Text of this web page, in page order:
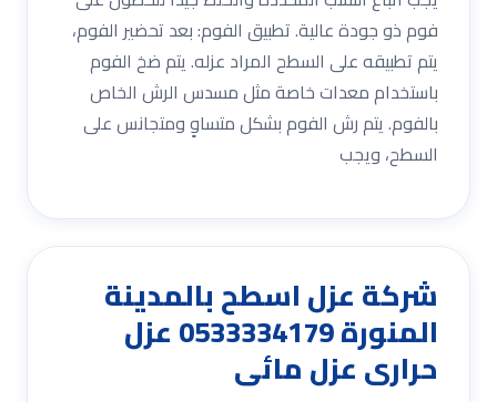
فوم ذو جودة عالية. تطبيق الفوم: بعد تحضير الفوم،
يتم تطبيقه على السطح المراد عزله. يتم ضخ الفوم
باستخدام معدات خاصة مثل مسدس الرش الخاص
بالفوم. يتم رش الفوم بشكل متساوٍ ومتجانس على
السطح، ويجب
شركة عزل اسطح بالمدينة
المنورة 0533334179 عزل
حرارى عزل مائى